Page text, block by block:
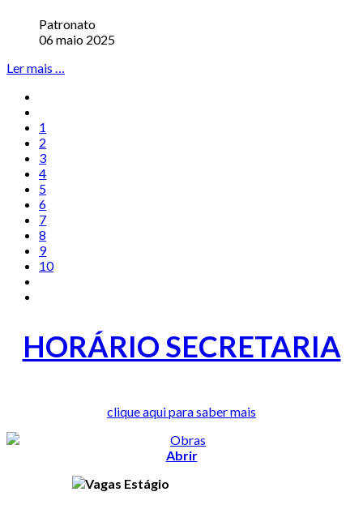
Patronato
06 maio 2025
Ler mais …
1
2
3
4
5
6
7
8
9
10
HORÁRIO SECRETARIA
clique aqui para saber mais
Abrir